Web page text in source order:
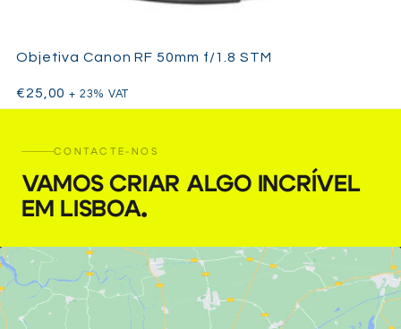
Objetiva Canon RF 50mm f/1.8 STM
€25,00 + 23% VAT
CONTACTE-NOS
VAMOS CRIAR ALGO INCRÍVEL
EM LISBOA.